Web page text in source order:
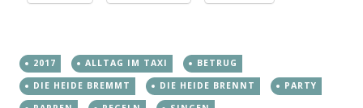
2017 ALLTAG IM TAXI
BETRUG
DIE HEIDE BREMMT
DIE HEIDE BRENNT
PARTY